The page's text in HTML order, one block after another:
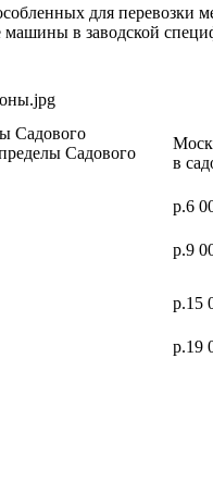
для
в заводской
Садового
Садового
в
р.6
р.9
р.15
р.19